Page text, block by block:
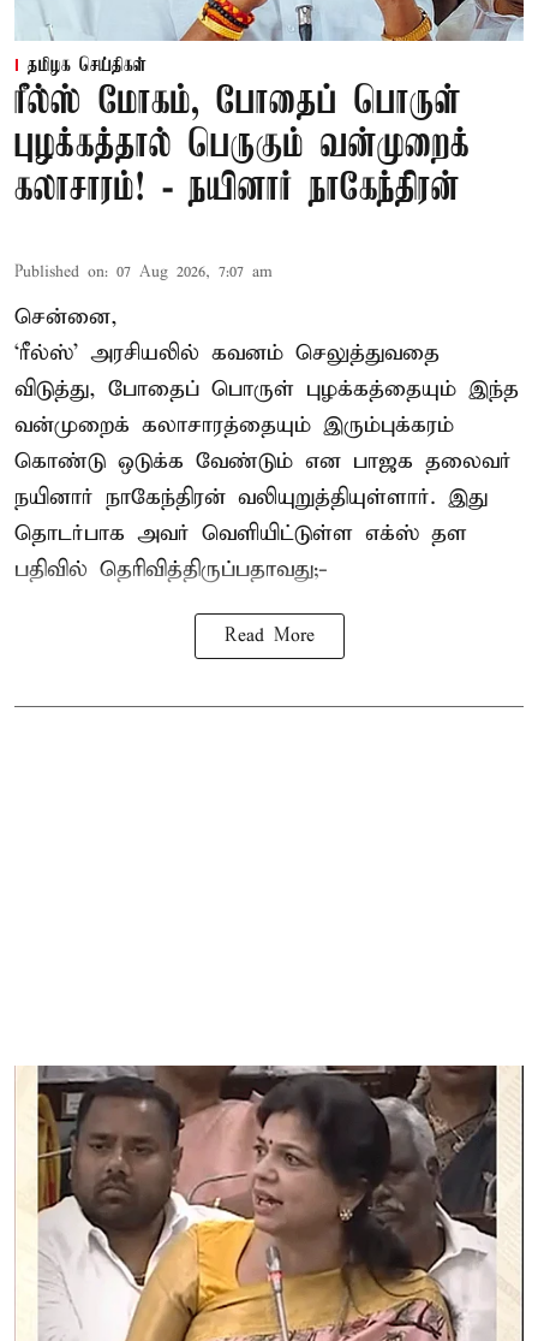
தமிழக செய்திகள்
ரீல்ஸ் மோகம், போதைப் பொருள்
புழக்கத்தால் பெருகும் வன்முறைக்
கலாசாரம்! - நயினார் நாகேந்திரன்
Published on: 07 Aug 2026, 7:07 am
சென்னை,
‘ரீல்ஸ்’ அரசியலில் கவனம் செலுத்துவதை
விடுத்து, போதைப் பொருள் புழக்கத்தையும் இந்த
வன்முறைக் கலாசாரத்தையும் இரும்புக்கரம்
கொண்டு ஒடுக்க வேண்டும் என பாஜக தலைவர்
நயினார் நாகேந்திரன் வலியுறுத்தியுள்ளார். இது
தொடர்பாக அவர் வெளியிட்டுள்ள எக்ஸ் தள
பதிவில் தெரிவித்திருப்பதாவது;-
Read More